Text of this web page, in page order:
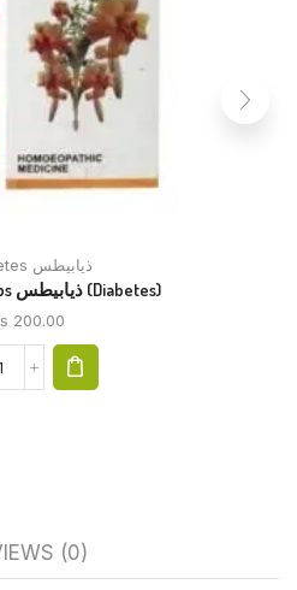
diabetes ذیابیطس
Kent No 4 Drops ذیابیطس (Diabetes)
200.00
(0)